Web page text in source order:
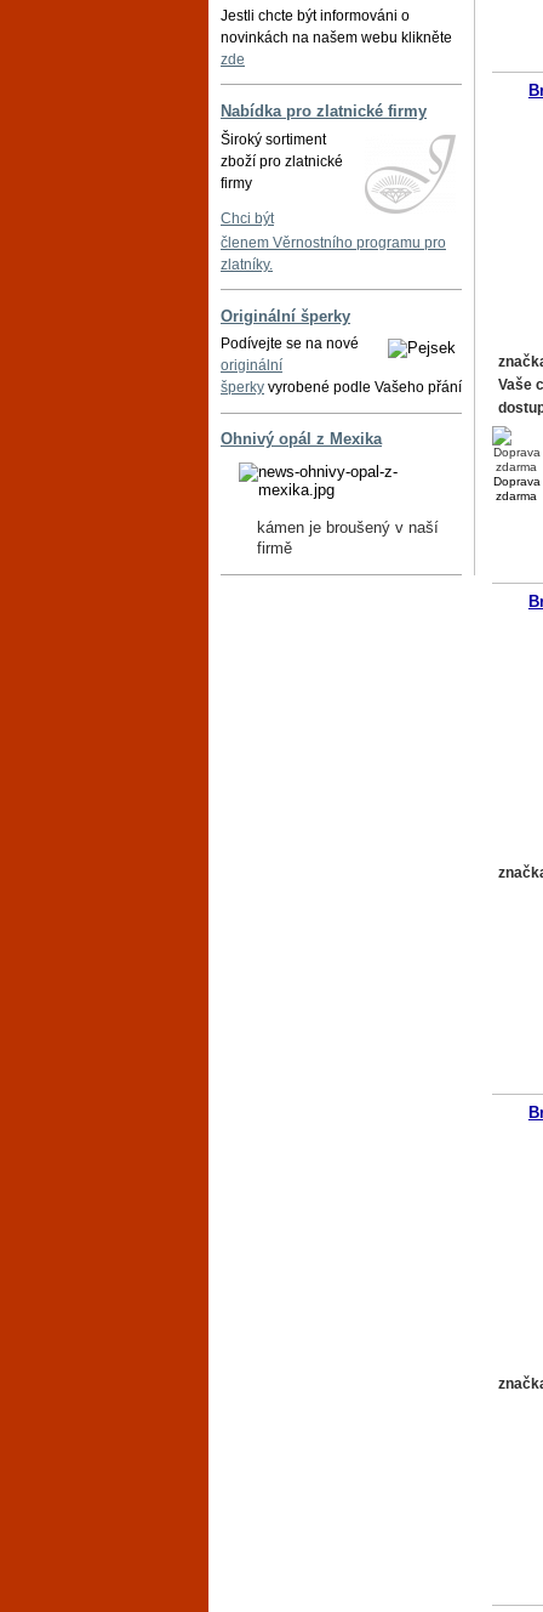
Jestli chcte být informováni o
novinkách na našem webu klikněte
zde
Nabídka pro zlatnické firmy
Široký sortiment
zboží pro zlatnické
firmy
Chci být
členem Věrnostního programu pro
zlatníky.
Originální šperky
Podívejte se na nové
originální
šperky vyrobené podle Vašeho přání
Ohnivý opál z Mexika
kámen je broušený v naší
firmě
Vaše
Doprava
zdarma